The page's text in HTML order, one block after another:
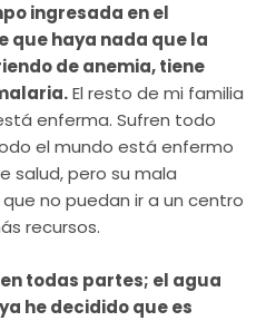
ingresada en el
que haya nada que la
de anemia, tiene
El resto de mi familia
enferma. Sufren todo
el mundo está enfermo
salud, pero su mala
no puedan ir a un centro
recursos.
todas partes; el agua
he decidido que es